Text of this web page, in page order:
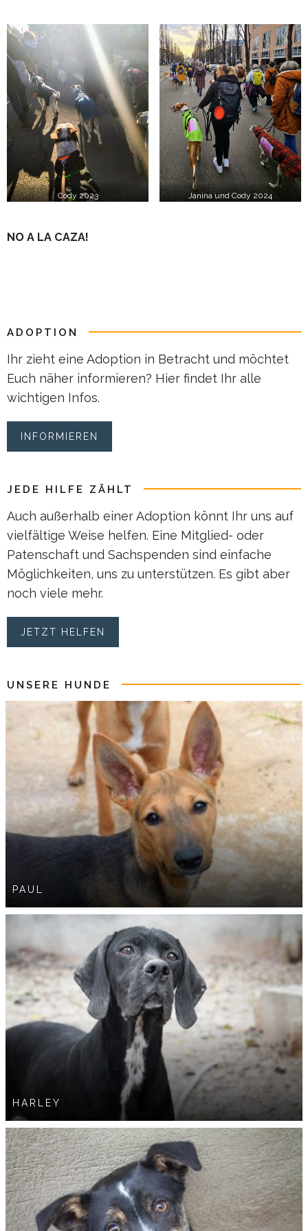
Cody 2023 Janina und Cody 2024
NO A LA CAZA!
ADOPTION
Ihr zieht eine Adoption in Betracht und möchtet
Euch näher informieren? Hier findet Ihr alle
wichtigen Infos.
INFORMIEREN
JEDE HILFE ZÄHLT
Auch außerhalb einer Adoption könnt Ihr uns auf
vielfältige Weise helfen. Eine Mitglied- oder
Patenschaft und Sachspenden sind einfache
Möglichkeiten, uns zu unterstützen. Es gibt aber
noch viele mehr.
JETZT HELFEN
UNSERE HUNDE
PAUL
HARLEY